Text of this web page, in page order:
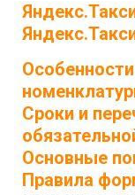
Сроки и
Основные
Правила